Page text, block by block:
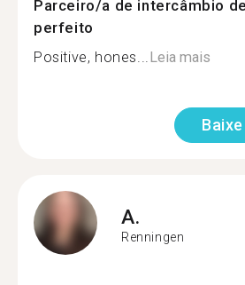
Parceiro/a de intercâmbio
perfeito
Positive, hones...Leia mais
A.
Renningen